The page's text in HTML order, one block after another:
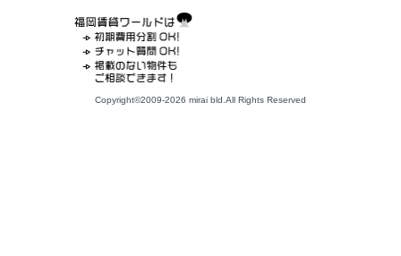
Copyright©2009-2026 mirai bld.All Rights Reserved